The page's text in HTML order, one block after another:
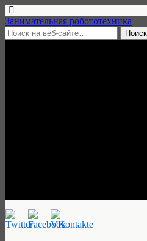
Занимательная робототехника